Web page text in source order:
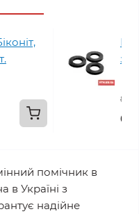
за
помічник в
в Україні з
надійне